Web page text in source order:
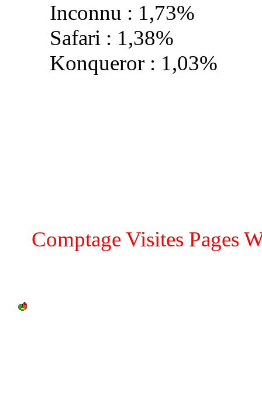
Inconnu : 1,73%
Safari : 1,38%
Konqueror : 1,03%
Comptage Visites Pages